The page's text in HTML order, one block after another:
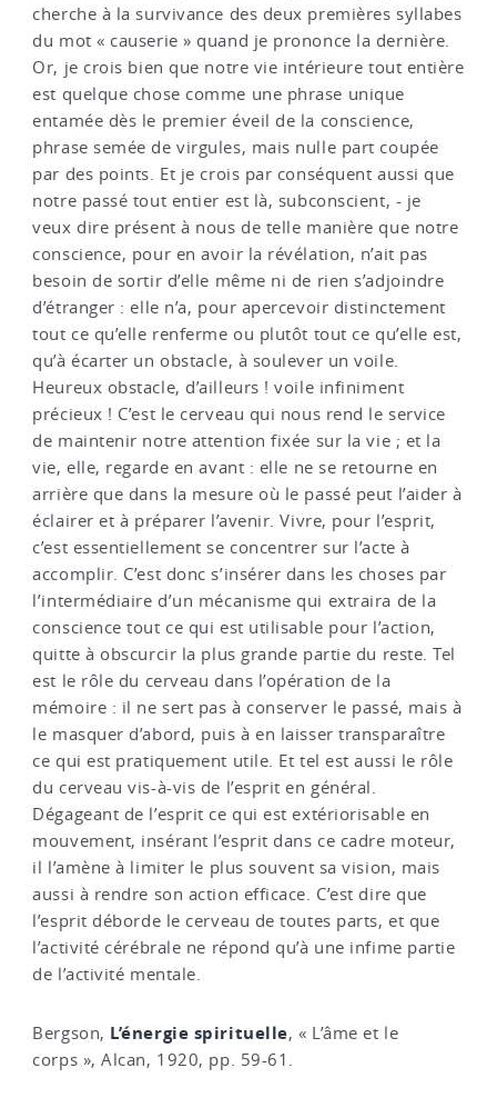
cherche à la survivance des deux premières syllabes
du mot « causerie » quand je prononce la dernière.
Or, je crois bien que notre vie intérieure tout entière
est quelque chose comme une phrase unique
entamée dès le premier éveil de la conscience,
phrase semée de virgules, mais nulle part coupée
par des points. Et je crois par conséquent aussi que
notre passé tout entier est là, subconscient, - je
veux dire présent à nous de telle manière que notre
conscience, pour en avoir la révélation, n’ait pas
besoin de sortir d’elle même ni de rien s’adjoindre
d’étranger : elle n’a, pour apercevoir distinctement
tout ce qu’elle renferme ou plutôt tout ce qu’elle est,
qu’à écarter un obstacle, à soulever un voile.
Heureux obstacle, d’ailleurs ! voile infiniment
précieux ! C’est le cerveau qui nous rend le service
de maintenir notre attention fixée sur la vie ; et la
vie, elle, regarde en avant : elle ne se retourne en
arrière que dans la mesure où le passé peut l’aider à
éclairer et à préparer l’avenir. Vivre, pour l’esprit,
c’est essentiellement se concentrer sur l’acte à
accomplir. C’est donc s’insérer dans les choses par
l’intermédiaire d’un mécanisme qui extraira de la
conscience tout ce qui est utilisable pour l’action,
quitte à obscurcir la plus grande partie du reste. Tel
est le rôle du cerveau dans l’opération de la
mémoire : il ne sert pas à conserver le passé, mais à
le masquer d’abord, puis à en laisser transparaître
ce qui est pratiquement utile. Et tel est aussi le rôle
du cerveau vis-à-vis de l’esprit en général.
Dégageant de l’esprit ce qui est extériorisable en
mouvement, insérant l’esprit dans ce cadre moteur,
il l’amène à limiter le plus souvent sa vision, mais
aussi à rendre son action efficace. C’est dire que
l’esprit déborde le cerveau de toutes parts, et que
l’activité cérébrale ne répond qu’à une infime partie
de l’activité mentale.
Bergson, L’énergie spirituelle, « L’âme et le
corps », Alcan, 1920, pp. 59-61.